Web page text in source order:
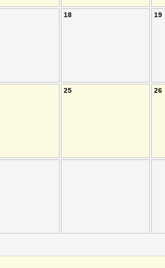
18 19
25 26